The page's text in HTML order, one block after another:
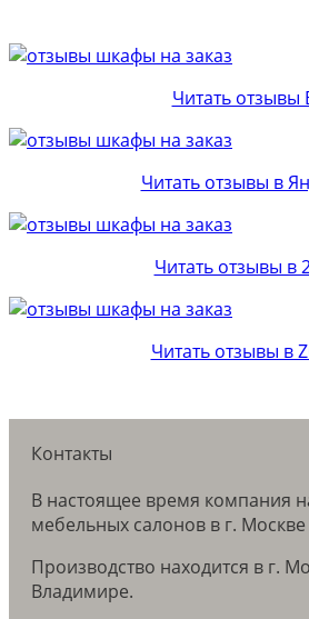
Читать отзывы
Читать отзывы в
Читать отзывы в
Читать отзывы в
Контакты
В настоящее время компания
мебельных салонов в г. Москве
Производство находится в г.
Владимире.